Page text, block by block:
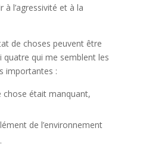
l’agressivité et à la
de choses peuvent être
quatre qui me semblent les
importantes :
était manquant,
de l’environnement